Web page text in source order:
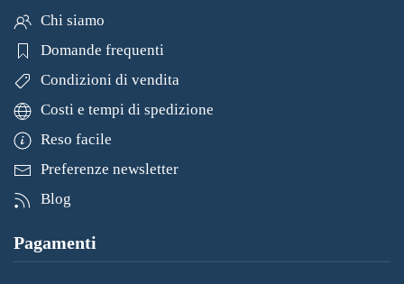
Chi siamo
Domande frequenti
Condizioni di vendita
Costi e tempi di spedizione
Reso facile
Preferenze newsletter
Blog
Pagamenti